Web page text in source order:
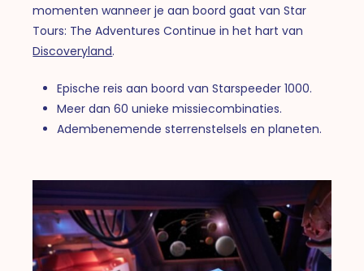
momenten wanneer je aan boord gaat van Star
Tours: The Adventures Continue in het hart van
Discoveryland.
Epische reis aan boord van Starspeeder 1000.
Meer dan 60 unieke missiecombinaties.
Adembenemende sterrenstelsels en planeten.